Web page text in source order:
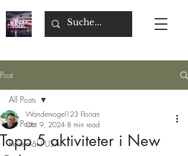
Post
All Posts
Reisemål i USA
All Posts
Topp 5 aktiviteter i New
Wandervogel123 Florian
Oct 9, 2024 8 min read